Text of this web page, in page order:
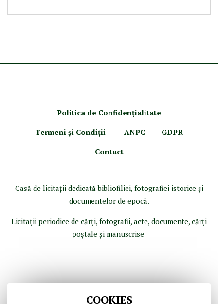
COOKIES
Politica de Confidenţialitate
Termeni şi Condiţii
ANPC
GDPR
Contact
Casă de licitaţii dedicată bibliofiliei, fotografiei istorice şi
documentelor de epocă.
Licitaţii periodice de cărţi, fotografii, acte, documente, cărţi
poştale şi manuscrise.